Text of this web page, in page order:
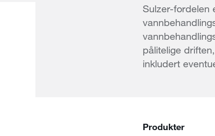
Sulzer-fordelen
pålitelige
inkludert
Produkter